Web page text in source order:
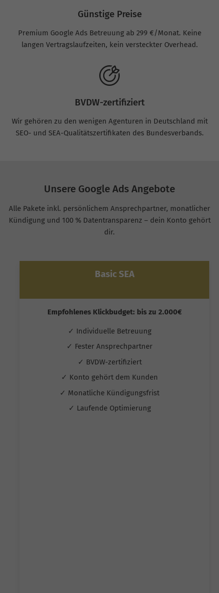
Günstige Preise
Premium Google Ads Betreuung ab 299 €/Monat. Keine
langen Vertragslaufzeiten, kein versteckter Overhead.
BVDW-zertifiziert
Wir gehören zu den wenigen Agenturen in Deutschland mit
SEO- und SEA-Qualitätszertifikaten des Bundesverbands.
Unsere Google Ads Angebote
Alle Pakete inkl. persönlichem Ansprechpartner, monatlicher
Kündigung und 100 % Datentransparenz – dein Konto gehört
dir.
Basic SEA
Empfohlenes Klickbudget: bis zu 2.000€
✓ Individuelle Betreuung
✓ Fester Ansprechpartner
✓ BVDW-zertifiziert
✓ Konto gehört dem Kunden
✓ Monatliche Kündigungsfrist
✓ Laufende Optimierung